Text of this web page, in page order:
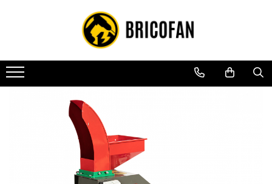
Toate Produsele
Vehicule electrice
Atv
Piese de schimb vehicule electrice